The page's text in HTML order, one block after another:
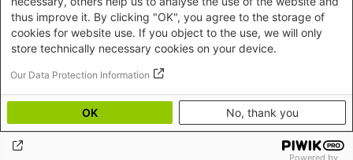
25 Jahre Deutsch-Kaukasische Gesellschaft
Zeige 1 - 10 von 10 Suchergebnissen
©2026 Heinrich-Böll-Stiftung
Hygienehinweise
thus improve it. By clicking "OK", you agree to the storage of
cookies for website use. If you object to the use, we will only
store technically necessary cookies on your device.
Our Data Protection Information
OK No, thank you
Powered by